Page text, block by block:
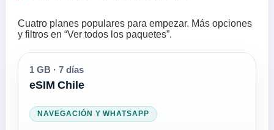
Cuatro planes populares para empezar. Más opciones
y filtros en “Ver todos los paquetes”.
1 GB · 7 días
eSIM Chile
NAVEGACIÓN Y WHATSAPP